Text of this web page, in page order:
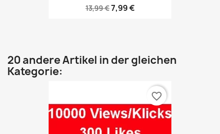
13,99 €7,99 €
20 andere Artikel in der gleichen
Kategorie:
favorite_border